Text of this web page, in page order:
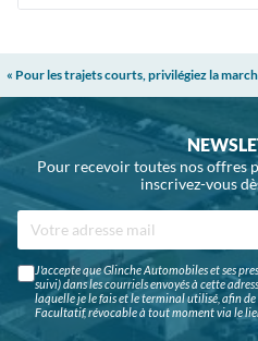
« Pour les trajets courts, privilégiez la
Pour recevoir toutes nos offres
inscrivez-vous
J'accepte que Glinche Automobiles et ses
suivi) dans les courriels envoyés à cette
laquelle je le fais et le terminal utilisé, afin
Facultatif, révocable à tout moment via le